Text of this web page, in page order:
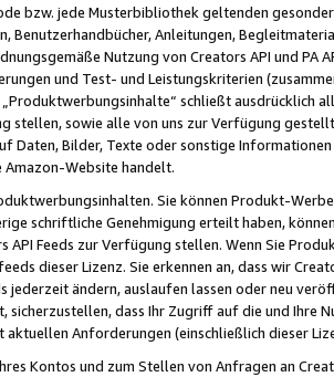
bzw. jede Musterbibliothek geltenden
Benutzerhandbücher, Anleitungen,
Nutzung von Creators API und PA
und Test- und Leistungskriterien
schließt ausdrücklich
stellen, sowie alle von uns zur Verfügung
Daten, Bilder, Texte oder sonstige
Amazon-Website handelt.
Sie können Produkt-
schriftliche Genehmigung erteilt haben,
API Feeds zur Verfügung stellen. Wenn Sie
dieser Lizenz. Sie erkennen an, dass wir
jederzeit ändern, auslaufen lassen oder neu
dass Ihr Zugriff auf die und Ihre
aktuellen Anforderungen (einschließlich dieser
Kontos und zum Stellen von Anfragen an